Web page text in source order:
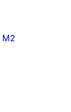
M2